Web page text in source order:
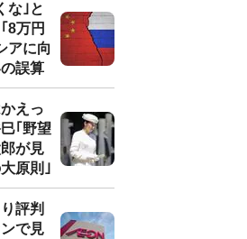
な｣と
8万円
アに向
誤算
えっ
｢野望
が見
原則｣
評判
で見